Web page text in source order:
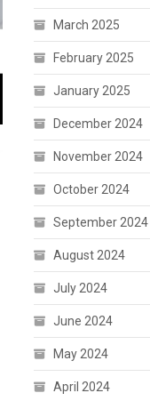
March 2025
February 2025
January 2025
December 2024
November 2024
October 2024
September 2024
August 2024
July 2024
June 2024
May 2024
April 2024